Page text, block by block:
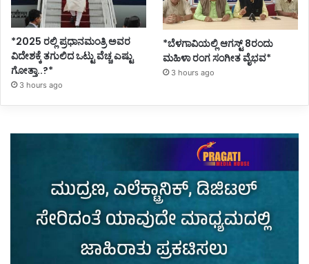
*2025 ರಲ್ಲಿ ಪ್ರಧಾನಮಂತ್ರಿ ಅವರ
ವಿದೇಶಕ್ಕೆ ತಗುಲಿದ ಒಟ್ಟು ವೆಚ್ಚ ಎಷ್ಟು
ಗೋತ್ತಾ..?*
3 hours ago
*ಬೆಳಗಾವಿಯಲ್ಲಿ ಆಗಸ್ಟ್ 8ರಂದು
ಮಹಿಳಾ ರಂಗ ಸಂಗೀತ ವೈಭವ*
3 hours ago